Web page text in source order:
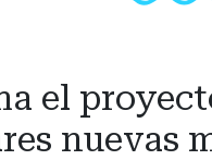
el
nuevas